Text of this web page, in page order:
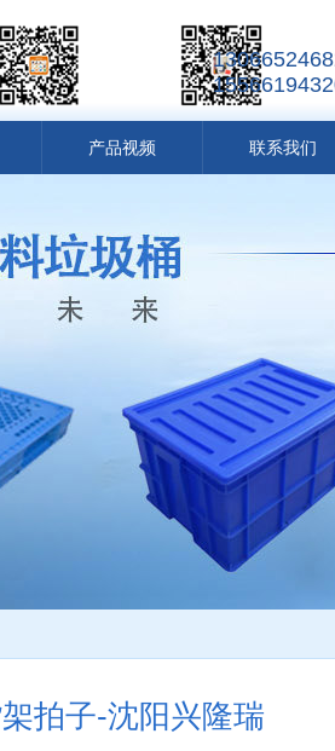
产品视频 联系我们
拍子-沈阳兴隆瑞